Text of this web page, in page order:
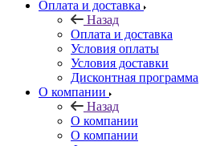
Оплата и доставка
Назад
Оплата и доставка
Условия оплаты
Условия доставки
Дисконтная программа
О компании
Назад
О компании
О компании